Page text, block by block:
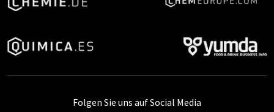
Folgen Sie uns auf Social Media